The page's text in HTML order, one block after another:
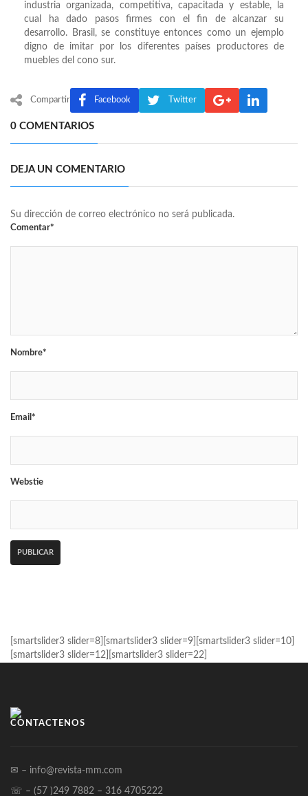
industria organizada, competitiva, capacitada y estable, la
cual ha dado pasos firmes con el fin de alcanzar su
desarrollo. Brasil, se constituye entonces como un ejemplo
digno de imitar por los diferentes países productores de
muebles del cono sur.
Compartir Facebook Twitter
0 COMENTARIOS
DEJA UN COMENTARIO
Su dirección de correo electrónico no será publicada.
Comentar*
Nombre*
Email*
Webstie
[smartslider3 slider=8][smartslider3 slider=9][smartslider3 slider=10]
[smartslider3 slider=12][smartslider3 slider=22]
CONTÁCTENOS
✉ – info@revista-mm.com
☏ – (57 )249 7882 – 316 4705222